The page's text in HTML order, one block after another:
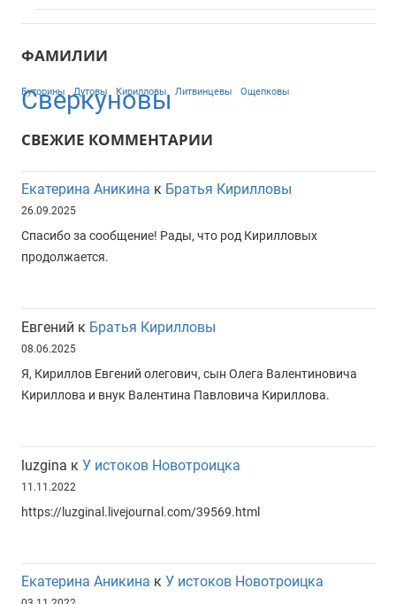
ФАМИЛИИ
Буторины Дутовы Кирилловы Литвинцевы Ощепковы
Сверкуновы
СВЕЖИЕ КОММЕНТАРИИ
Екатерина Аникина к Братья Кирилловы
26.09.2025
Спасибо за сообщение! Рады, что род Кирилловых
продолжается.
Евгений к Братья Кирилловы
08.06.2025
Я, Кириллов Евгений олегович, сын Олега Валентиновича
Кириллова и внук Валентина Павловича Кириллова.
luzgina к У истоков Новотроицка
11.11.2022
https://luzginal.livejournal.com/39569.html
Екатерина Аникина к У истоков Новотроицка